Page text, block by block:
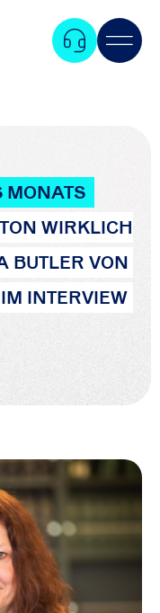
MONATS
WIRKLICH
BUTLER VON
INTERVIEW